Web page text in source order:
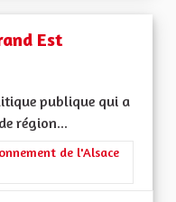
Est
publique qui a
région...
: La Culture, l'Education et
de l'Alsace